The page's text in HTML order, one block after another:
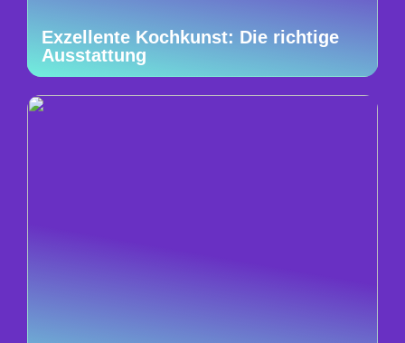
Exzellente Kochkunst: Die richtige
Ausstattung